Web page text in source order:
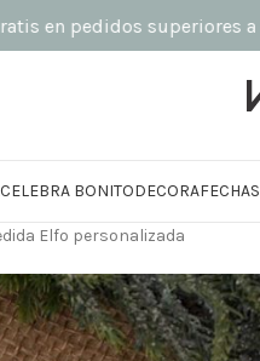
superiores a 90€
CELEBRA BONITODECORA
Elfo personalizada